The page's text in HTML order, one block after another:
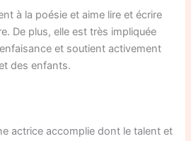
à la poésie et aime lire et écrire
De plus, elle est très impliquée
et soutient activement
des enfants.
actrice accomplie dont le talent et